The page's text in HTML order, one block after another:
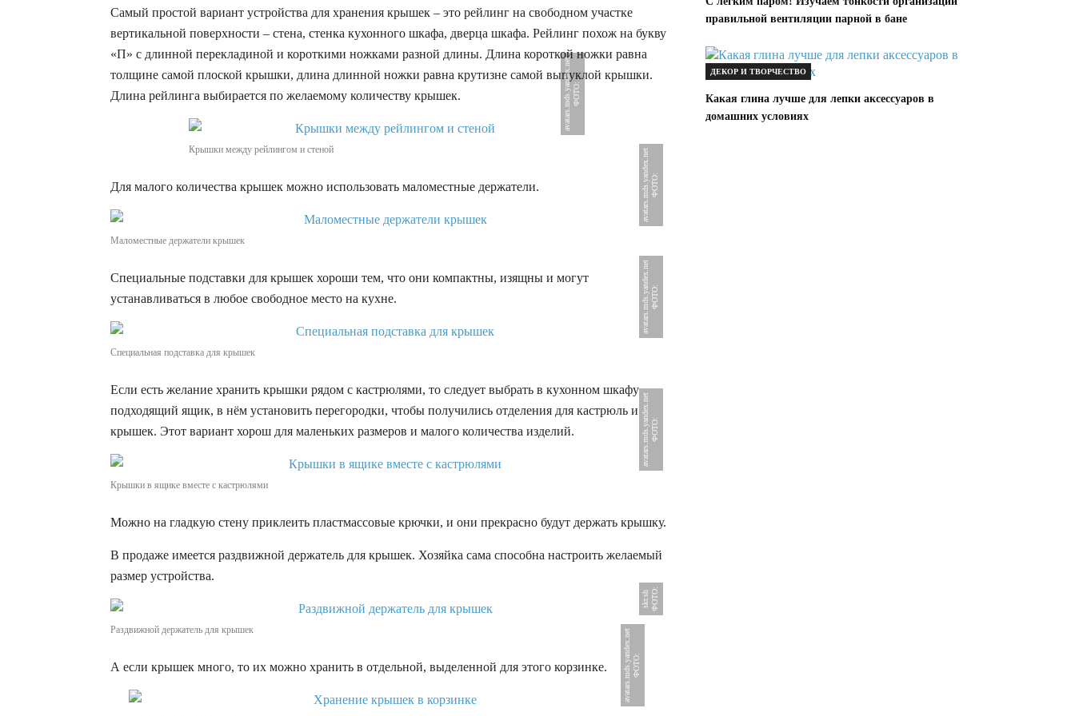
Самый простой вариант устройства для хранения крышек – это рейлинг на свободном участке
вертикальной поверхности – стена, стенка кухонного шкафа, дверца шкафа. Рейлинг похож на букву
«П» с длинной перекладиной и короткими ножками разной длины. Длина короткой ножки равна
толщине самой плоской крышки, длина длинной ножки равна крутизне самой выпуклой крышки.
Длина рейлинга выбирается по желаемому количеству крышек.
Ф
О
Т
О
:
a
v
a
t
a
r
s
.
m
d
s
.
y
a
n
d
e
x
.
n
e
t
Крышки между рейлингом и стеной
Для малого количества крышек можно использовать маломестные держатели. Ф
О
Т
О
:
a
v
a
t
a
r
s
.
m
d
s
.
y
a
n
d
e
x
.
n
e
t
Маломестные держатели крышек
Специальные подставки для крышек хороши тем, что они компактны, изящны и могут
устанавливаться в любое свободное место на кухне.
Ф
О
Т
О
:
a
v
a
t
a
r
s
.
m
d
s
.
y
a
n
d
e
x
.
n
e
t
Специальная подставка для крышек
Если есть желание хранить крышки рядом с кастрюлями, то следует выбрать в кухонном шкафу
подходящий ящик, в нём установить перегородки, чтобы получились отделения для кастрюль и
крышек. Этот вариант хорош для маленьких размеров и малого количества изделий.
Ф
О
Т
О
:
a
v
a
t
a
r
s
.
m
d
s
.
y
a
n
d
e
x
.
n
e
t
Крышки в ящике вместе с кастрюлями
Можно на гладкую стену приклеить пластмассовые крючки, и они прекрасно будут держать крышку.
В продаже имеется раздвижной держатель для крышек. Хозяйка сама способна настроить желаемый
размер устройства.
Ф
О
Т
О :
s
kr
.
s
h
Раздвижной держатель для крышек
А если крышек много, то их можно хранить в отдельной, выделенной для этого корзинке. Ф
О
Т
О
:
a
v
a
t
a
r
s
.
m
d
s
.
y
a
n
d
e
x
.
n
e
t
правильной вентиляции парной в бане
ДЕКОР И ТВОРЧЕСТВО
Какая глина лучше для лепки аксессуаров в
домашних условиях